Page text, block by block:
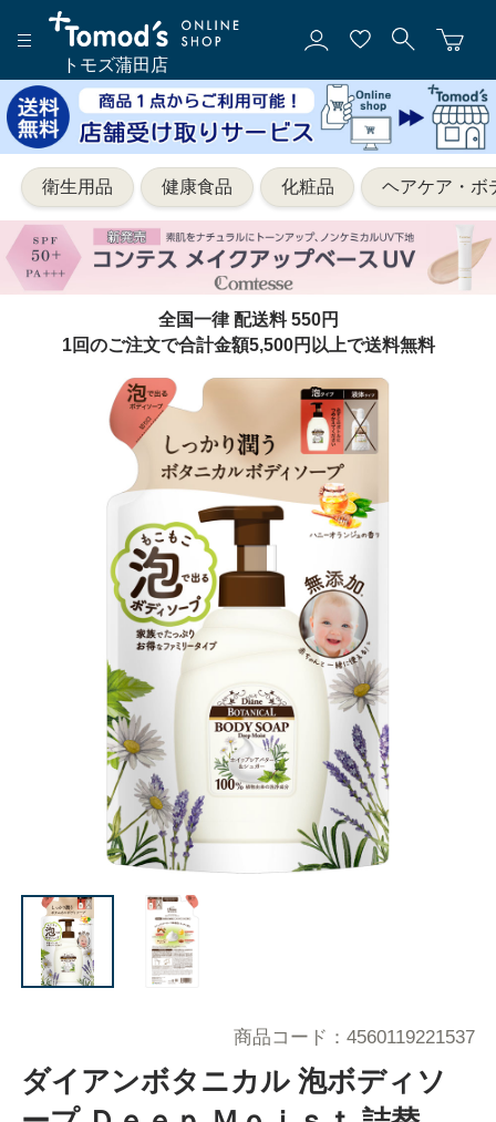
トモズ蒲田店
衛生用品 健康食品 化粧品 ヘアケア・ボ
全国一律 配送料 550円
1回のご注文で合計金額5,500円以上で送料無料
ダイアンボタニカル 泡ボディソ
商品コード 4560119221537